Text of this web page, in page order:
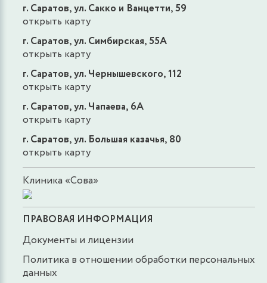
г. Саратов, ул. Сакко и Ванцетти, 59
открыть карту
г. Саратов, ул. Симбирская, 55А
открыть карту
г. Саратов, ул. Чернышевского, 112
открыть карту
г. Саратов, ул. Чапаева, 6А
открыть карту
г. Саратов, ул. Большая казачья, 80
открыть карту
Клиника «Сова»
ПРАВОВАЯ ИНФОРМАЦИЯ
Документы и лицензии
Политика в отношении обработки персональных
данных